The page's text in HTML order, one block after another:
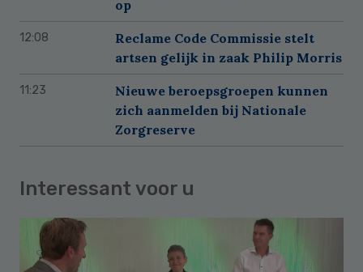
op
12:08
Reclame Code Commissie stelt
artsen gelijk in zaak Philip Morris
11:23
Nieuwe beroepsgroepen kunnen
zich aanmelden bij Nationale
Zorgreserve
Interessant voor u